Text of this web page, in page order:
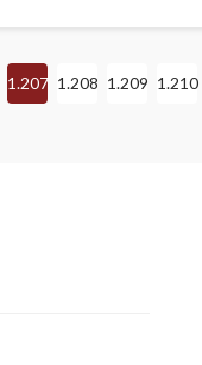
1.207 1.208 1.209 1.210